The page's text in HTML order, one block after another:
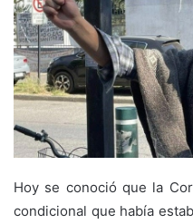
Hoy se conoció que la
condicional que había